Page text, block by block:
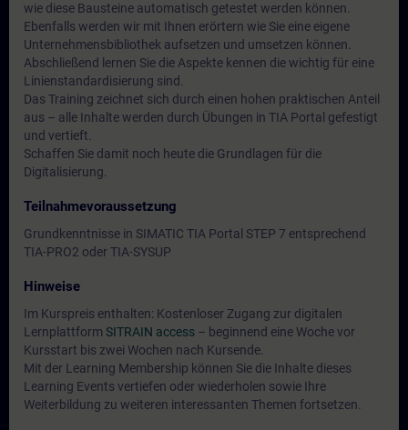
wie diese Bausteine automatisch getestet werden können.
Ebenfalls werden wir mit Ihnen erörtern wie Sie eine eigene
Unternehmensbibliothek aufsetzen und umsetzen können.
Abschließend lernen Sie die Aspekte kennen die wichtig für eine
Linienstandardisierung sind.
Das Training zeichnet sich durch einen hohen praktischen Anteil
aus – alle Inhalte werden durch Übungen in TIA Portal gefestigt
und vertieft.
Schaffen Sie damit noch heute die Grundlagen für die
Digitalisierung.
Teilnahmevoraussetzung
Grundkenntnisse in SIMATIC TIA Portal STEP 7 entsprechend
TIA-PRO2 oder TIA-SYSUP
Hinweise
Im Kurspreis enthalten: Kostenloser Zugang zur digitalen
Lernplattform SITRAIN access – beginnend eine Woche vor
Kursstart bis zwei Wochen nach Kursende.
Mit der Learning Membership können Sie die Inhalte dieses
Learning Events vertiefen oder wiederholen sowie Ihre
Weiterbildung zu weiteren interessanten Themen fortsetzen.